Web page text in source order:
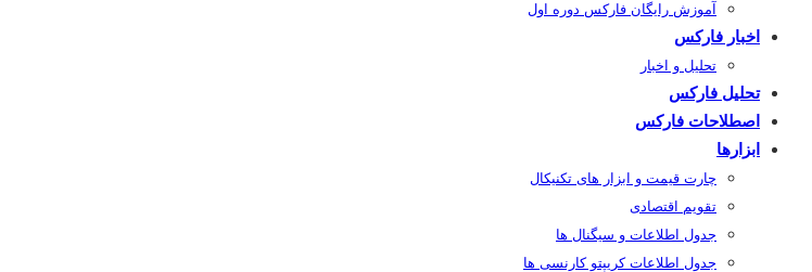
آموزش رایگان فارکس دوره اول
اخبار فارکس
تحلیل و اخبار
تحلیل فارکس
اصطلاحات فارکس
ابزارها
چارت قیمت و ابزار های تکنیکال
تقویم اقتصادی
جدول اطلاعات و سیگنال ها
جدول اطلاعات کریپتو کارنسی ها